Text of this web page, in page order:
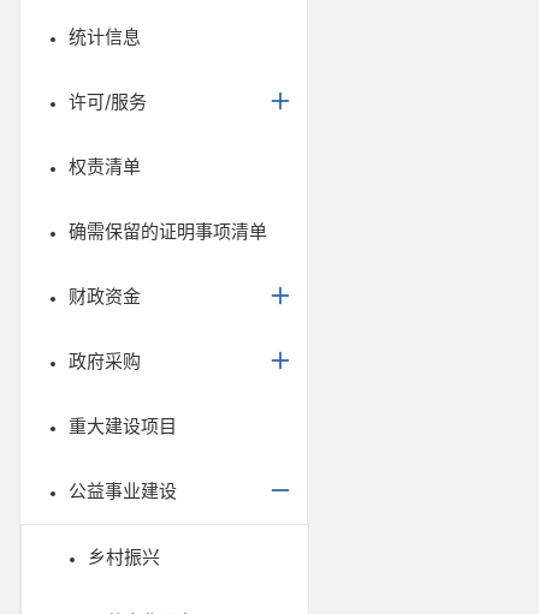
统计信息
许可/服务
权责清单
确需保留的证明事项清单
财政资金
政府采购
重大建设项目
公益事业建设
乡村振兴